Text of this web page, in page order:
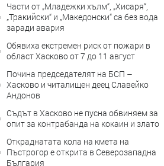
Части от „Младежки хълм“, „Хисаря“,
„Тракийски“ и „Македонски“ са без вода
заради авария
Обявиха екстремен риск от пожари в
област Хасково от 7 до 11 август
Почина председателят на БСП –
Хасково и читалищен деец Славейко
Андонов
Съдът в Хасково не пусна обвиняем за
опит за контрабанда на кокаин и злато
Откраднатата кола на кмета на
Пъстрогор е открита в Северозападна
България